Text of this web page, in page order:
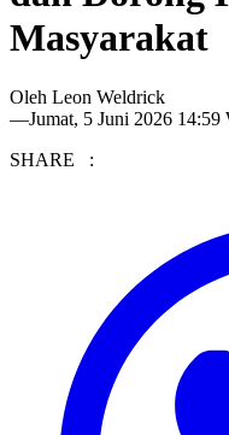
Masyarakat
Oleh Leon Weldrick
—Jumat, 5 Juni 2026 14:59
SHARE :